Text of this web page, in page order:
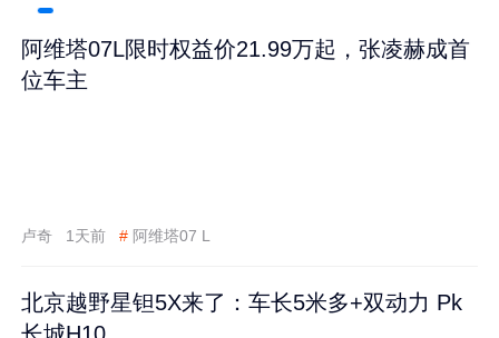
阿维塔07L限时权益价21.99万起，张凌赫成首
位车主
卢奇 1天前 # 阿维塔07 L
北京越野星钽5X来了：车长5米多+双动力 Pk